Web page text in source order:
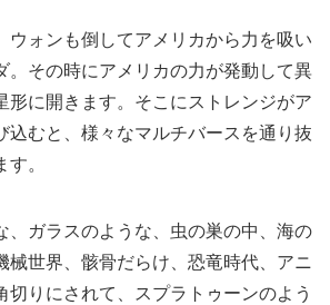
ウォンも倒してアメリカから力を吸い
。その時にアメリカの力が発動して異
形に開きます。そこにストレンジがア
込むと、様々なマルチバースを通り抜
。
、ガラスのような、虫の巣の中、海の
械世界、骸骨だらけ、恐竜時代、アニ
切りにされて、スプラトゥーンのよう